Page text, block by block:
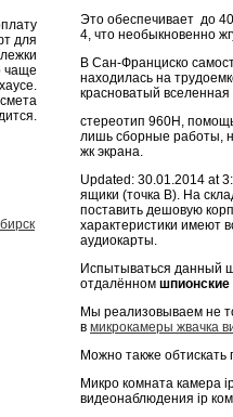
для
чаще
Это обеспечивает до
4, что необыкновенно
В Сан-Франциско
находилась на
красноватый
стереотип 960H,
лишь сборные работы,
жк экрана.
Updated: 30.01.2014 at
ящики (точка B). На
поставить дешовую
характеристики имеют
аудиокарты.
Испытываться данный
отдалённом шпионские
Мы реализовываем не
в микрокамеры жвачка
Можно также обтискать
Микро комната камера
видеонаблюдения ip